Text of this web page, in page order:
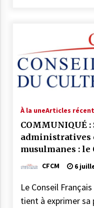
À la uneArticles
COMMUNIQUÉ
administratives
musulmanes : le
risques et
CFCM 6
Le Conseil
tient à exprimer